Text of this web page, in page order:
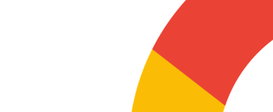
La Sole en
Cadena 3